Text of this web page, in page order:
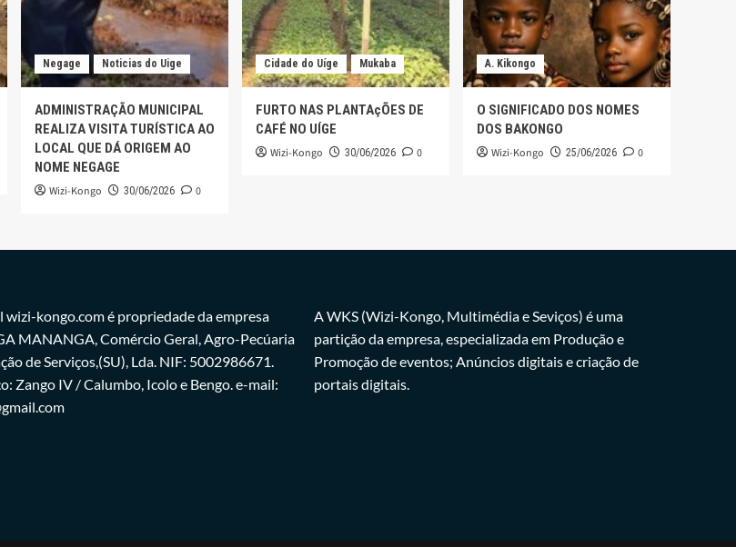
Negage Noticias do Uige
ADMINISTRAÇÃO MUNICIPAL
REALIZA VISITA TURÍSTICA AO
LOCAL QUE DÁ ORIGEM AO
NOME NEGAGE
Wizi-Kongo 30/06/2026 0
Cidade do Uíge Mukaba
FURTO NAS PLANTAçÕES DE
CAFÉ NO UÍGE
Wizi-Kongo 30/06/2026 0
A. Kikongo
O SIGNIFICADO DOS NOMES
DOS BAKONGO
Wizi-Kongo 25/06/2026 0
wizi-kongo.com é propriedade da empresa
MANANGA, Comércio Geral, Agro-Pecúaria
de Serviços,(SU), Lda. NIF: 5002986671.
Zango IV / Calumbo, Icolo e Bengo. e-mail:
A WKS (Wizi-Kongo, Multimédia e Seviços) é uma
partição da empresa, especializada em Produção e
Promoção de eventos; Anúncios digitais e criação de
portais digitais.